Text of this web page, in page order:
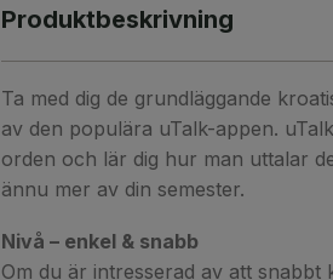
Produktbeskrivning
Ta med dig de grundläggande
av den populära uTalk-appen.
orden och lär dig hur man uttalar
ännu mer av din semester.
Nivå – enkel & snabb
Om du är intresserad av att snabbt